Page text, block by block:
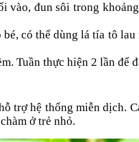
đun sôi trong
có thể dùng lá tía tô
Tuần thực hiện 2 lần để
trợ hệ thống miễn dịch.
ở trẻ nhỏ.